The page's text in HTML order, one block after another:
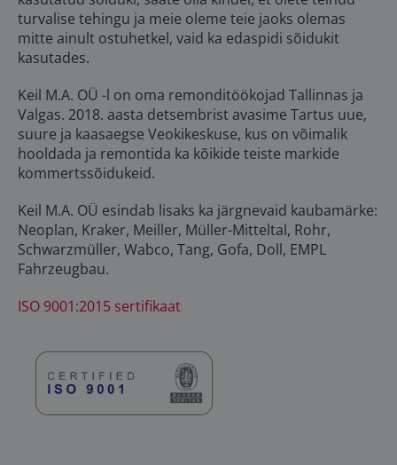
turvalise tehingu ja meie oleme teie jaoks olemas
mitte ainult ostuhetkel, vaid ka edaspidi sõidukit
kasutades.
Keil M.A. OÜ -l on oma remonditöökojad Tallinnas ja
Valgas. 2018. aasta detsembrist avasime Tartus uue,
suure ja kaasaegse Veokikeskuse, kus on võimalik
hooldada ja remontida ka kõikide teiste markide
kommertssõidukeid.
Keil M.A. OÜ esindab lisaks ka järgnevaid kaubamärke:
Neoplan, Kraker, Meiller, Müller-Mitteltal, Rohr,
Schwarzmüller, Wabco, Tang, Gofa, Doll, EMPL
Fahrzeugbau.
ISO 9001:2015 sertifikaat